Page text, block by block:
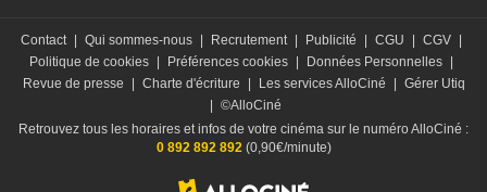
Contact Qui sommes-nous Recrutement Publicité CGU CGV
Politique de cookies
Préférences cookies Données Personnelles
Revue de presse
Charte d'écriture Les services AlloCiné
Gérer Utiq
©AlloCiné
Retrouvez tous les horaires et infos de votre cinéma sur le numéro AlloCiné :
0 892 892 892(0,90€/minute)